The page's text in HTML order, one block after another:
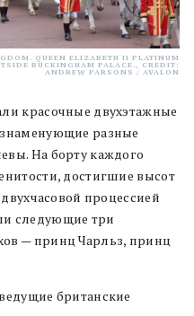
QUEEN ELIZABETH II PLATINUM
BUCKINGHAM PALACE., CREDIT:
ANDREW PARSONS / AVALON
красочные двухэтажные
разные
На борту каждого
достигшие высот
процессией
следующие три
— принц Чарльз, принц
британские